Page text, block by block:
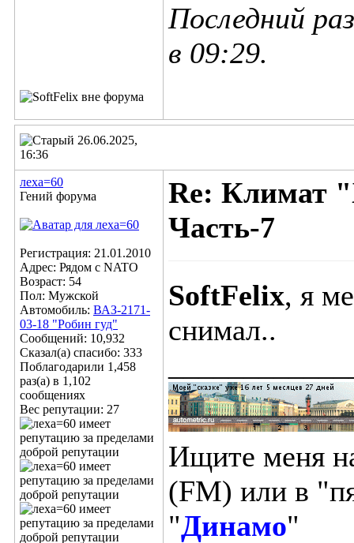
Последний
в 09:29.
26.06.2025,
16:36
леха=60
Гений форума
Регистрация: 21.01.2010
Адрес: Рядом с NATO
Возраст: 54
Пол: Мужской
Автомобиль: ВАЗ-2171-
03-18 "Робин гуд"
Сообщений: 10,932
Сказал(а) спасибо: 333
Поблагодарили 1,458
раз(а) в 1,102
сообщениях
Вес репутации: 27
Re: Климат
Часть-7
SoftFelix, я
снимал..
Ищите меня
(FM) или в
"Динамо"